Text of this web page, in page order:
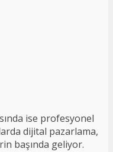
ise profesyonel
dijital pazarlama,
başında geliyor.